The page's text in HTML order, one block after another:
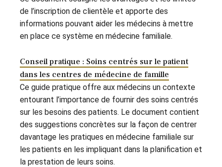
de l’inscription de clientèle et apporte des
informations pouvant aider les médecins à mettre
en place ce système en médecine familiale.
Conseil pratique : Soins centrés sur le patient
dans les centres de médecine de famille
Ce guide pratique offre aux médecins un contexte
entourant l’importance de fournir des soins centrés
sur les besoins des patients. Le document contient
des suggestions concrètes sur la façon de centrer
davantage les pratiques en médecine familiale sur
les patients en les impliquant dans la planification et
la prestation de leurs soins.